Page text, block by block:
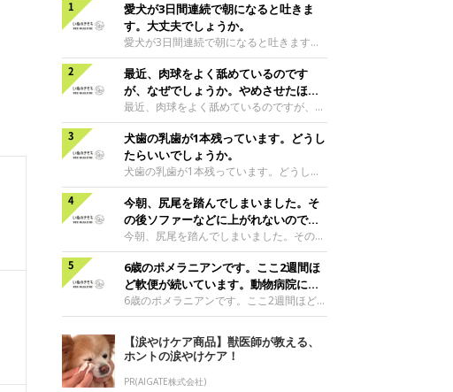
愛犬が3日間連続で朝になると吐きま
す。大丈夫でしょうか。
愛犬が3日間連続で朝になると吐きます。
大丈夫でしょうか。朝吐いた後に何事もな
かったかのように元気で、ごはんを食べ普
段通りの様子であれば、おそらく空腹時嘔
吐症候群というお腹が空きすぎているため
に吐いてしまう症状だと思います。前日の
最後の食事から最も時間の空いてしまう朝
方、犬は空腹を感じ、そろそろごはんだと
いう感覚から、胃の中で胃酸が分泌されま
す。これが空腹の状態で過剰になると犬は
嘔吐して胃液のようなものを吐くことがあ
ります。この場合は、夜ごはんを少し遅く
したり、夜食分をとっておいて、寝る前に
与えたりして、
最近、肉球をよく舐めているのです
が、なぜでしょうか。やめさせたほう
がいいのでしょうか。
最近、肉球をよく舐めているのですが、な
ぜでしょうか。やめさせたほうがいいので
しょうか。犬は、暇なときやかまってほし
いようなときに肉球を舐める行動をするこ
とがあります。肉球を舐めている時間帯が
ひとりになっているときや夜寝る前であっ
たりはしませんか？ 犬は暇なときやスト
レスがたまったりすると、何かを噛んだり
舐めたりしたいという欲求が生まれます。
その対象が自分の肉球に向くということは
よくあります。こんな場合は愛犬の欲求を
しっかりと満たしてあげることが大切です
が、飼い主さんがかまってあげられないよ
うなときは、何
犬歯の乳歯が1本残っています。どうし
たらいいでしょうか。
犬歯の乳歯が1本残っています。どうした
らいいでしょうか。永久歯に生え変わって
も、乳歯が抜けずに残ってしまうことはよ
くあります。放っておくと歯と歯の間に汚
れがつきやすく歯肉炎の原因になってしま
うこともありますので、歯磨きをこまめに
しましょう。犬の場合残った乳歯を抜くに
は、全身麻酔をかけないと抜けません。多
くの場合は避妊や去勢手術の際に抜くこと
がほとんどです。チワワ|C|1歳1カ月監修
今朝、尻尾を踏んでしまいました。そ
の後ソファーなどに上がれないのです
が、大丈夫でしょうか。
今朝、尻尾を踏んでしまいました。その後
ソファーなどに上がれないのですが、大丈
夫でしょうか。尻尾は尾椎という骨が連続
しており、中に神経が通っています。当た
り前ですが踏んでしまうと痛みを感じま
す。腰椎からつながっているので、踏んだ
ときに引っ張ってしまったりすると腰椎に
も影響が生じる可能性もあります。もし歩
き方がおかしかったり、階段の上り下りが
できなかったり、触ると痛がるなどの症状
6歳のポメラニアンです。ここ2週間ほ
ど軟便が続いています。動物病院に行
ったほうがよいですか。
6歳のポメラニアンです。ここ2週間ほど軟
便が続いています。動物病院に行ったほう
がよいですか。軟便になってしまったきっ
かけとしてフードやおやつを変えたり、環
境が変わったりしませんでしたか？ 心当
たりがあるようでしたら、その点を改善し
【涙やけケア商品】獣医師が教える、
ホントの涙やけケア！
PR(AIGATE株式会社)